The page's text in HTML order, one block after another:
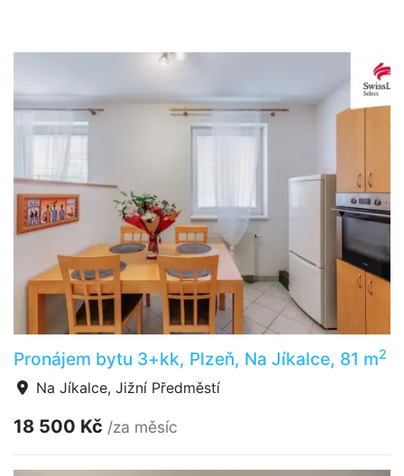
Pronájem bytu 3+kk, Plzeň, Na Jíkalce, 81 m2
Na Jíkalce, Jižní Předměstí
18 500 Kč /za měsíc